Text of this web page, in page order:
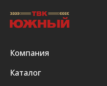
Компания
Каталог